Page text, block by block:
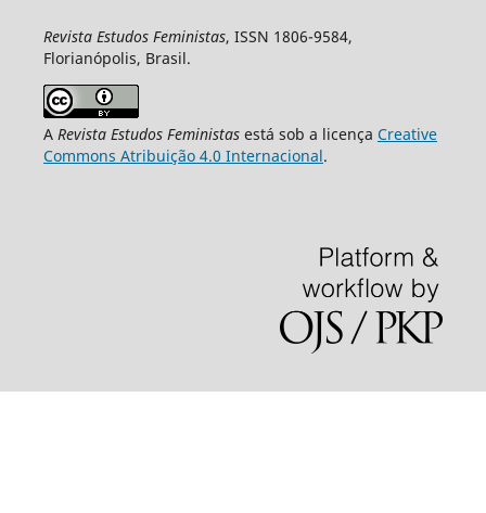
Revista Estudos Feministas, ISSN 1806-9584,
Florianópolis, Brasil.
A Revista Estudos Feministasestá sob a licença Creative
Commons Atribuição 4.0 Internacional.